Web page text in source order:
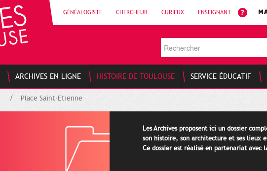
GÉNÉALOGISTE CHERCHEUR CURIEUX ENSEIGNANT
ARCHIVES EN LIGNE HISTOIRE DE TOULOUSE SERVICE ÉDUCATIF
Place Saint-Etienne
Les Archives proposent ici un dossier
son histoire, son architecture et ses lieux
Ce dossier est réalisé en partenariat avec